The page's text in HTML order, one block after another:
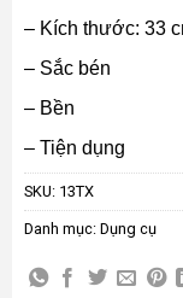
– Kích thước: 33
– Sắc bén
– Bền
– Tiện dụng
SKU: 13TX
Danh mục: Dụng cụ